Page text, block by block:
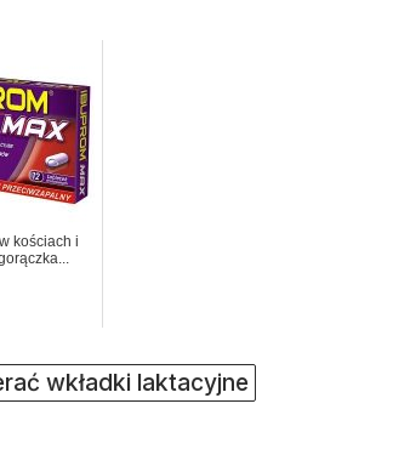
kościach i
wkładki laktacyjne